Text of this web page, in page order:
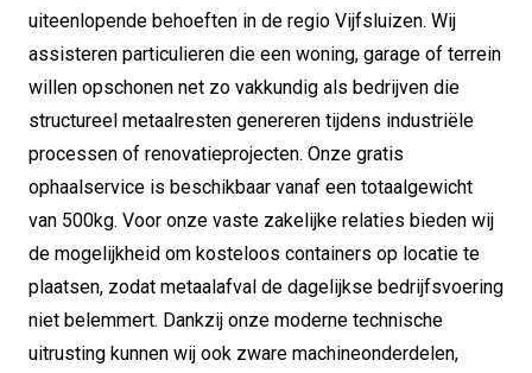
uiteenlopende behoeften in de regio Vijfsluizen. Wij
assisteren particulieren die een woning, garage of terrein
willen opschonen net zo vakkundig als bedrijven die
structureel metaalresten genereren tijdens industriële
processen of renovatieprojecten. Onze gratis
ophaalservice is beschikbaar vanaf een totaalgewicht
van 500kg. Voor onze vaste zakelijke relaties bieden wij
de mogelijkheid om kosteloos containers op locatie te
plaatsen, zodat metaalafval de dagelijkse bedrijfsvoering
niet belemmert. Dankzij onze moderne technische
uitrusting kunnen wij ook zware machineonderdelen,